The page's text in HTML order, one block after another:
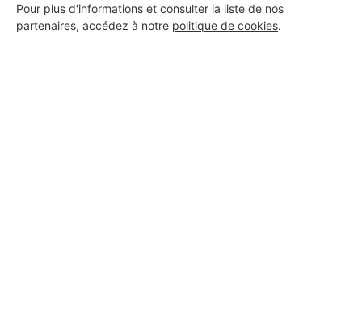
Pour plus d'informations et consulter la liste de nos
partenaires, accédez à notre politique de cookies.